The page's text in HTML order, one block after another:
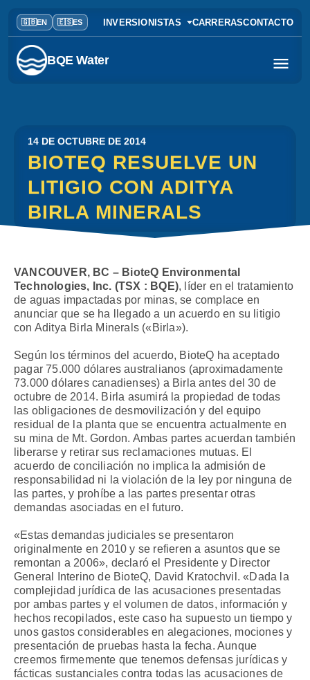
INVERSIONISTAS CARRERASCONTACTO
BQE Water
14 DE OCTUBRE DE 2014
BIOTEQ RESUELVE UN
LITIGIO CON ADITYA
BIRLA MINERALS
VANCOUVER, BC – BioteQ Environmental
Technologies, Inc. (TSX : BQE), líder en el tratamiento
de aguas impactadas por minas, se complace en
anunciar que se ha llegado a un acuerdo en su litigio
con Aditya Birla Minerals («Birla»).
Según los términos del acuerdo, BioteQ ha aceptado
pagar 75.000 dólares australianos (aproximadamente
73.000 dólares canadienses) a Birla antes del 30 de
octubre de 2014. Birla asumirá la propiedad de todas
las obligaciones de desmovilización y del equipo
residual de la planta que se encuentra actualmente en
su mina de Mt. Gordon. Ambas partes acuerdan también
liberarse y retirar sus reclamaciones mutuas. El
acuerdo de conciliación no implica la admisión de
responsabilidad ni la violación de la ley por ninguna de
las partes, y prohíbe a las partes presentar otras
demandas asociadas en el futuro.
«Estas demandas judiciales se presentaron
originalmente en 2010 y se refieren a asuntos que se
remontan a 2006», declaró el Presidente y Director
General Interino de BioteQ, David Kratochvil. «Dada la
complejidad jurídica de las acusaciones presentadas
por ambas partes y el volumen de datos, información y
hechos recopilados, este caso ha supuesto un tiempo y
unos gastos considerables en alegaciones, mociones y
presentación de pruebas hasta la fecha. Aunque
creemos firmemente que tenemos defensas jurídicas y
fácticas sustanciales contra todas las acusaciones de